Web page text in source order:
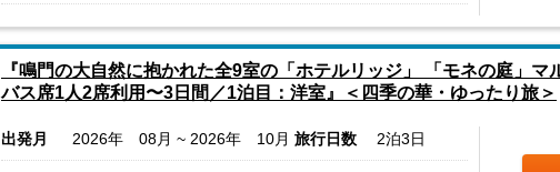
『鳴門の大自然に抱かれた全9室の「ホテルリッジ」 「モネの庭」
バス席1人2席利用〜3日間／1泊目：洋室』＜四季の華・ゆったり旅＞
出発月 2026年 08月 ~ 2026年 10月 旅行日数 2泊3日